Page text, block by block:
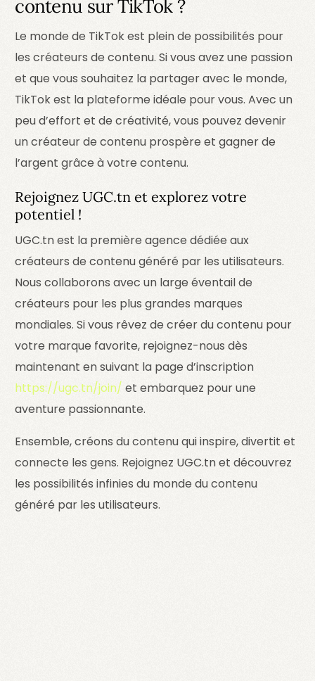
contenu sur TikTok ?
Le monde de TikTok est plein de possibilités pour
les créateurs de contenu. Si vous avez une passion
et que vous souhaitez la partager avec le monde,
TikTok est la plateforme idéale pour vous. Avec un
peu d’effort et de créativité, vous pouvez devenir
un créateur de contenu prospère et gagner de
l’argent grâce à votre contenu.
Rejoignez UGC.tn et explorez votre
potentiel !
UGC.tn est la première agence dédiée aux
créateurs de contenu généré par les utilisateurs.
Nous collaborons avec un large éventail de
créateurs pour les plus grandes marques
mondiales. Si vous rêvez de créer du contenu pour
votre marque favorite, rejoignez-nous dès
maintenant en suivant la page d’inscription
https://ugc.tn/join/ et embarquez pour une
aventure passionnante.
Ensemble, créons du contenu qui inspire, divertit et
connecte les gens. Rejoignez UGC.tn et découvrez
les possibilités infinies du monde du contenu
généré par les utilisateurs.